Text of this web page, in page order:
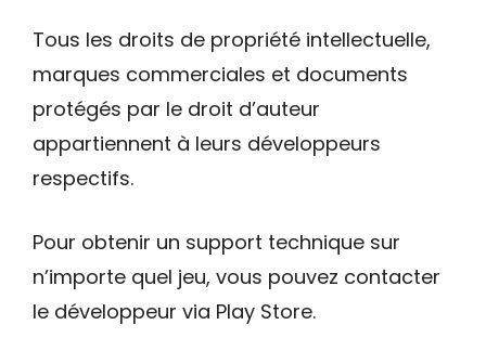
Tous les droits de propriété intellectuelle,
marques commerciales et documents
protégés par le droit d’auteur
appartiennent à leurs développeurs
respectifs.
Pour obtenir un support technique sur
n’importe quel jeu, vous pouvez contacter
le développeur via Play Store.